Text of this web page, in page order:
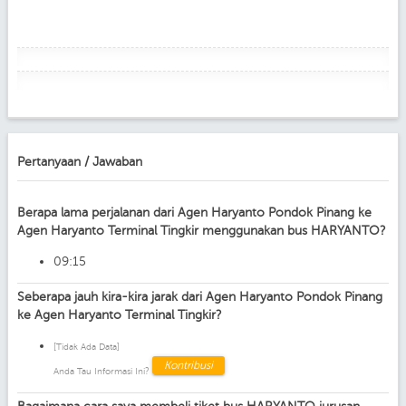
Pertanyaan / Jawaban
Berapa lama perjalanan dari Agen Haryanto Pondok Pinang ke
Agen Haryanto Terminal Tingkir menggunakan bus HARYANTO?
09:15
Seberapa jauh kira-kira jarak dari Agen Haryanto Pondok Pinang
ke Agen Haryanto Terminal Tingkir?
[Tidak Ada Data]
Anda Tau Informasi Ini? Kontribusi